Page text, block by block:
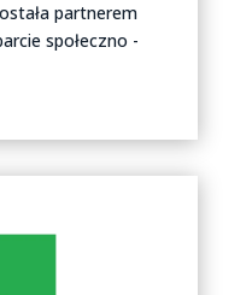
partnerem
społeczno -